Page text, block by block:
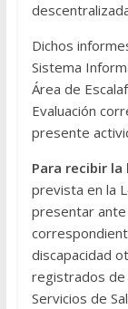
Dichos
Sistema
Área de
Evaluación
presente
Para recibir
prevista en la
presentar ante
discapacidad
registrados
Servicios de